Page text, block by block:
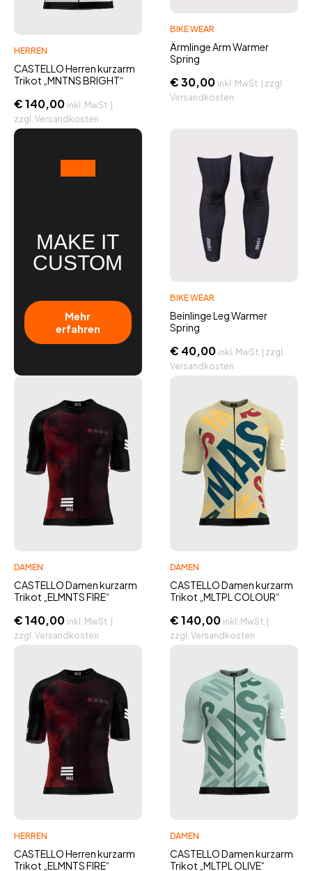
HERREN
CASTELLO Herren kurzarm
Trikot „MNTNS BRIGHT“
€140,00 inkl. MwSt. |
zzgl. Versandkosten
BIKE WEAR
Ärmlinge Arm Warmer
Spring
€30,00 inkl. MwSt. | zzgl.
Versandkosten
MAKE IT
CUSTOM
Mehr
erfahren
BIKE WEAR
Beinlinge Leg Warmer
Spring
€ 40,00 inkl. MwSt. | zzgl.
Versandkosten
DAMEN
CASTELLO Damen kurzarm
Trikot „ELMNTS FIRE“
€140,00 inkl. MwSt. |
zzgl. Versandkosten
DAMEN
CASTELLO Damen kurzarm
Trikot „MLTPL COLOUR“
€140,00 inkl. MwSt. |
zzgl. Versandkosten
HERREN
CASTELLO Herren kurzarm
Trikot „ELMNTS FIRE“
DAMEN
CASTELLO Damen kurzarm
Trikot „MLTPL OLIVE“